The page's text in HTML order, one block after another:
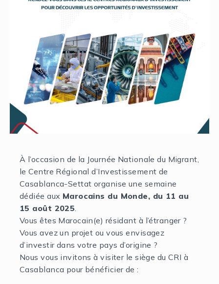
À l’occasion de la Journée Nationale du Migrant,
le Centre Régional d’Investissement de
Casablanca-Settat organise une semaine
dédiée aux Marocains du Monde, du 11 au
15 août 2025.
Vous êtes Marocain(e) résidant à l’étranger ?
Vous avez un projet ou vous envisagez
d’investir dans votre pays d’origine ?
Nous vous invitons à visiter le siège du CRI à
Casablanca pour bénéficier de :